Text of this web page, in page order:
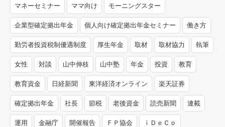
マネーセミナー ママ向け モーニングスター
企業型確定拠出年金 個人向け確定拠出年金セミナー 働き方
勤労者投資税制優遇制度 厚生年金 取材 取材協力 執筆
女性 対談 山中伸枝 山中塾 年金 投資 教育
教育資金 日経新聞 東洋経済オンライン 楽天証券
確定拠出年金 社長 節税 老後資金 読売新聞 連載
運用 金融庁 開催報告 ＦＰ協会 ｉＤｅＣｏ